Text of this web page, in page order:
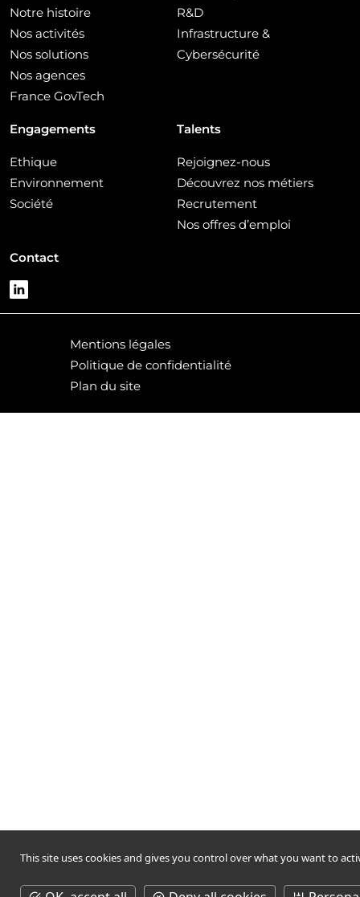
Notre histoire
Nos activités
Nos solutions
Nos agences
France GovTech
R&D
Infrastructure &
Cybersécurité
Engagements
Ethique
Environnement
Société
Talents
Rejoignez-nous
Découvrez nos métiers
Recrutement
Nos offres d’emploi
Contact
Mentions légales
Politique de confidentialité
Plan du site
This site uses cookies and gives you control over what you want to